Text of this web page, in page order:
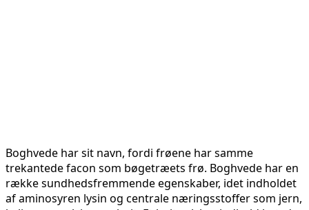
Boghvede har sit navn, fordi frøene har samme
trekantede facon som bøgetræets frø. Boghvede har en
række sundhedsfremmende egenskaber, idet indholdet
af aminosyren lysin og centrale næringsstoffer som jern,